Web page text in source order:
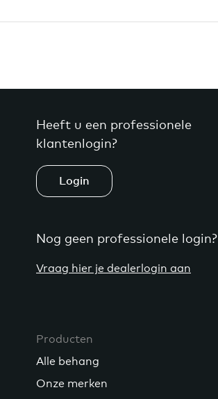
Heeft u een professionele
klantenlogin?
Login
Nog geen professionele login?
Vraag hier je dealerlogin aan
Producten
Alle behang
Onze merken